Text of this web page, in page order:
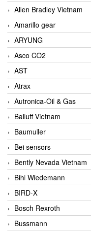
Allen Bradley Vietnam
Amarillo gear
ARYUNG
Asco CO2
AST
Atrax
Autronica-Oil & Gas
Balluff Vietnam
Baumuller
Bei sensors
Bently Nevada Vietnam
Bihl Wiedemann
BIRD-X
Bosch Rexroth
Bussmann